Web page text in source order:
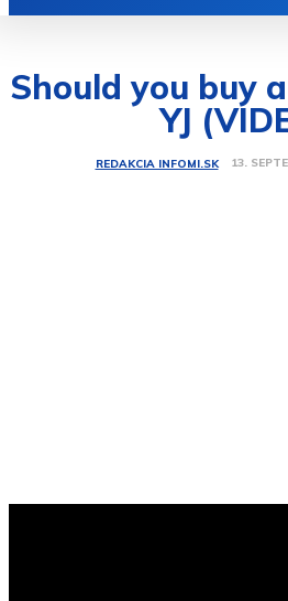
Should you buy
YJ
REDAKCIA INFOMI.SK 13.